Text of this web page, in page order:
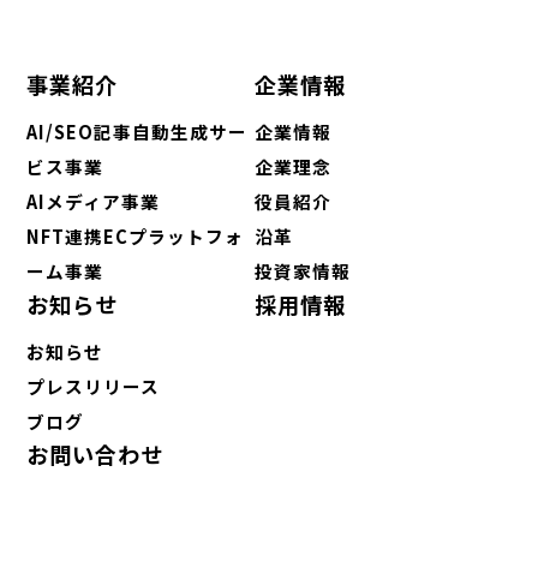
事業紹介
AI/SEO記事自動生成サー
ビス事業
AIメディア事業
NFT連携ECプラットフォ
ーム事業
企業情報
企業情報
企業理念
役員紹介
沿革
投資家情報
お知らせ
お知らせ
プレスリリース
ブログ
採用情報
お問い合わせ